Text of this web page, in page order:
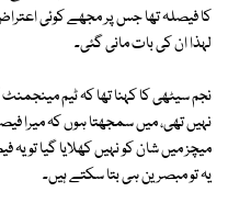
کا فیصلہ تھا جس پر مجھے کوئی
لہذا ان کی بات مانی گئی۔
نجم سیٹھی کا کہنا تھا کہ ٹیم مینجمنٹ
نہیں تھی، میں سمجھتا ہوں کہ میرا
میچز میں شان کو نہیں کھلایا گیا تو یہ
یہ تو مبصرین ہی بتا سکتے ہیں۔